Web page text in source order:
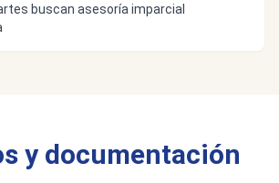
buscan asesoría imparcial
y documentación